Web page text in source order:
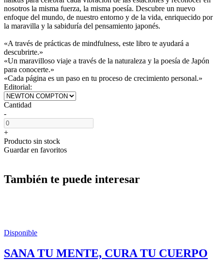
nosotros la misma fuerza, la misma poesía. Descubre un nuevo
enfoque del mundo, de nuestro entorno y de la vida, enriquecido por
la maravilla y la sabiduría del pensamiento japonés.
«A través de prácticas de mindfulness, este libro te ayudará a
descubrirte.»
«Un maravilloso viaje a través de la naturaleza y la poesía de Japón
para conocerte.»
«Cada página es un paso en tu proceso de crecimiento personal.»
Editorial:
Cantidad
-
+
Producto sin stock
Guardar en favoritos
También te puede interesar
Disponible
SANA TU MENTE, CURA TU CUERPO